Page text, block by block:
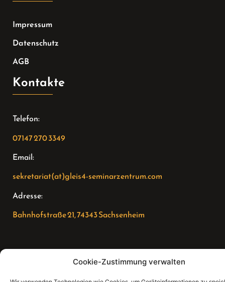
Cookie-Zustimmung verwalten
Impressum
Datenschutz
AGB
Kontakte
Telefon:
07147 270 3349
Email:
sekretariat(at)gleis4-seminarzentrum.com
Adresse:
Bahnhofstraße 21, 74343 Sachsenheim